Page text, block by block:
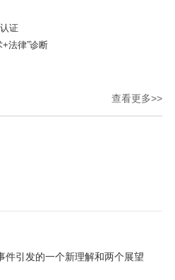
证
法律”诊断
查看更多>>
引发的一个新理解和两个展望